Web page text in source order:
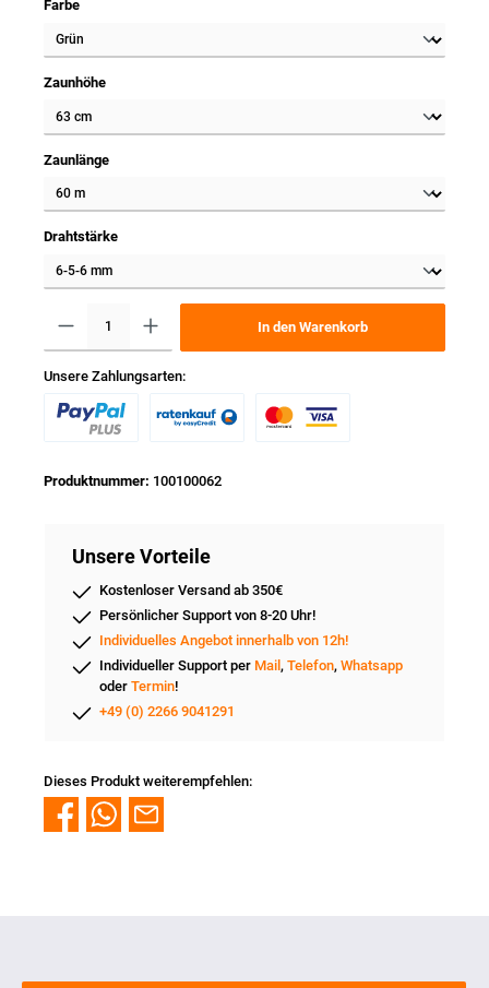
Farbe
Zaunhöhe
Zaunlänge
Drahtstärke
In den Warenkorb
Unsere Zahlungsarten:
Produktnummer: 100100062
Unsere Vorteile
Kostenloser Versand ab 350€
Persönlicher Support von 8-20 Uhr!
Individuelles Angebot innerhalb von 12h!
Individueller Support per Mail , Telefon, Whatsapp
oder Termin!
+49 (0) 2266 9041291
Dieses Produkt weiterempfehlen: